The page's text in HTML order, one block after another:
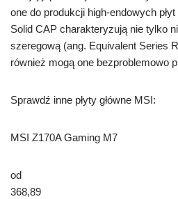
one do produkcji high-endowych
Solid CAP charakteryzują nie tylko
szeregową (ang. Equivalent Series
również mogą one bezproblemowo
Sprawdź inne płyty główne MSI:
MSI Z170A Gaming M7
od
368,89